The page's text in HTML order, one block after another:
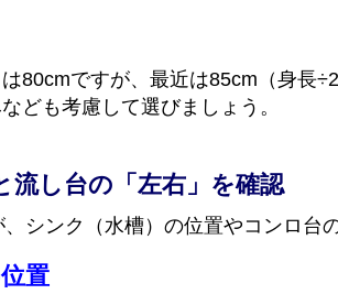
80cmですが、最近は85cm（身長
ども考慮して選びましょう。
流し台の「左右」を確認
シンク（水槽）の位置やコンロ台
置